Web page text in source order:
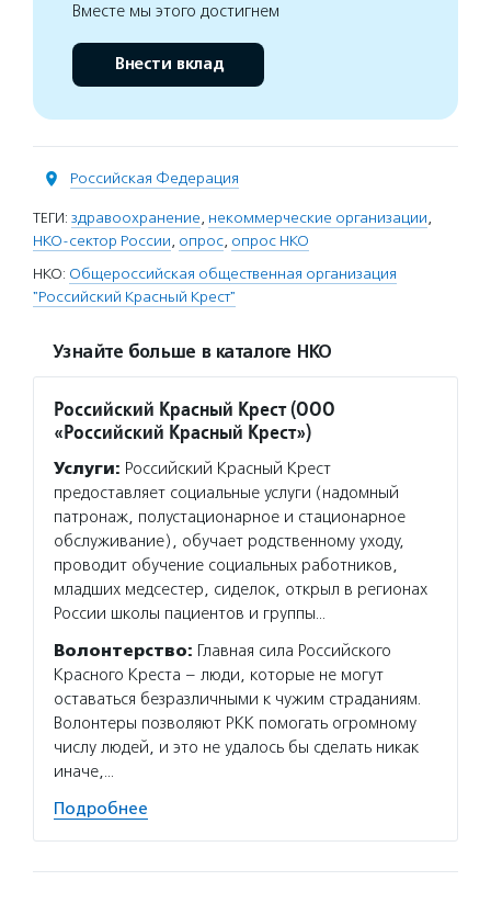
Вместе мы этого достигнем
Внести вклад
Российская Федерация
ТЕГИ: здравоохранение, некоммерческие организации,
НКО-сектор России, опрос, опрос НКО
НКО: Общероссийская общественная организация
"Российский Красный Крест"
Узнайте больше в каталоге НКО
Российский Красный Крест (ООО
«Российский Красный Крест»)
Услуги: Российский Красный Крест
предоставляет социальные услуги (надомный
патронаж, полустационарное и стационарное
обслуживание), обучает родственному уходу,
проводит обучение социальных работников,
младших медсестер, сиделок, открыл в регионах
России школы пациентов и группы…
Волонтерство: Главная сила Российского
Красного Креста – люди, которые не могут
оставаться безразличными к чужим страданиям.
Волонтеры позволяют РКК помогать огромному
числу людей, и это не удалось бы сделать никак
иначе,…
Подробнее